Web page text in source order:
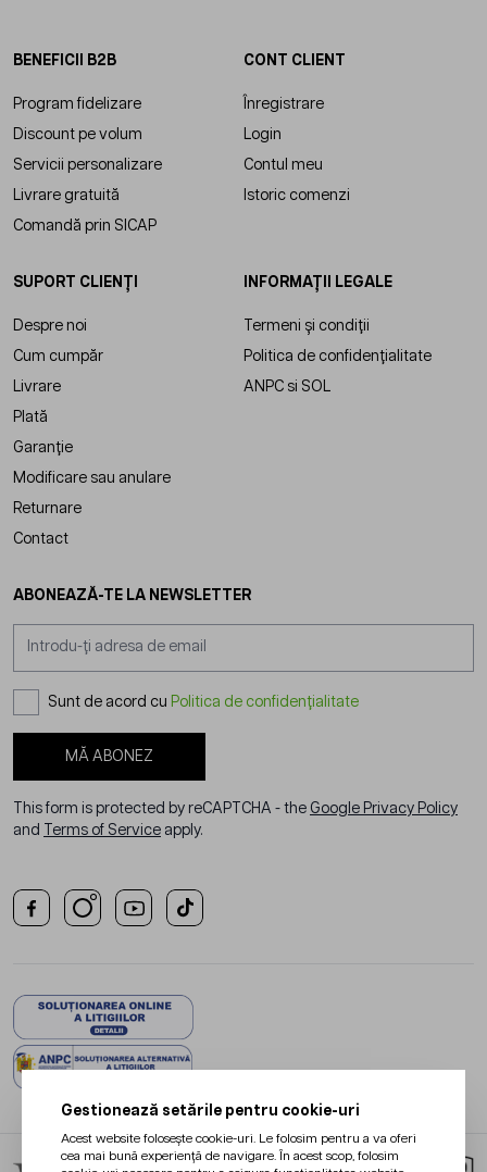
BENEFICII B2B
Program fidelizare
Discount pe volum
Servicii personalizare
Livrare gratuită
Comandă prin SICAP
CONT CLIENT
Înregistrare
Login
Contul meu
Istoric comenzi
SUPORT CLIENȚI
Despre noi
Cum cumpăr
Livrare
Plată
Garanție
Modificare sau anulare
Returnare
Contact
INFORMAȚII LEGALE
Termeni și condiții
Politica de confidențialitate
ANPC si SOL
ABONEAZĂ-TE LA NEWSLETTER
Sunt de acord cu Politica de confidențialitate
MĂ ABONEZ
This form is protected by reCAPTCHA - the Google Privacy Policy
and
Terms of Service apply.
Gestionează setările pentru cookie-uri
Acest website folosește cookie-uri. Le folosim pentru a va oferi
cea mai bună experiență de navigare. În acest scop, folosim